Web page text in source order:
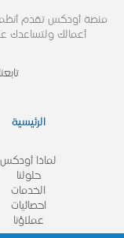
منصة أودكس تقدم أنظمة
أعمالك ولتساعدك
تابعنا
الرئيسية
لماذا أودكس
حلولنا
الخدمات
احصائيات
عملاؤنا